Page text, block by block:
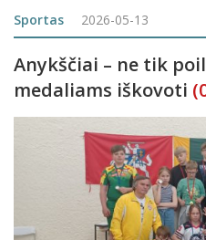
turnyras suburia
laisvalaikį mėgsta
Sportas 2026-05-13
Anykščiai – ne tik
medaliams iškovoti